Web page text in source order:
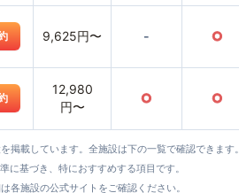
9,625円〜 - ○
12,980
円〜
○ ○
載しています。全施設は下の一覧で確認できます。
基づき、特におすすめする項目です。
各施設の公式サイトをご確認ください。